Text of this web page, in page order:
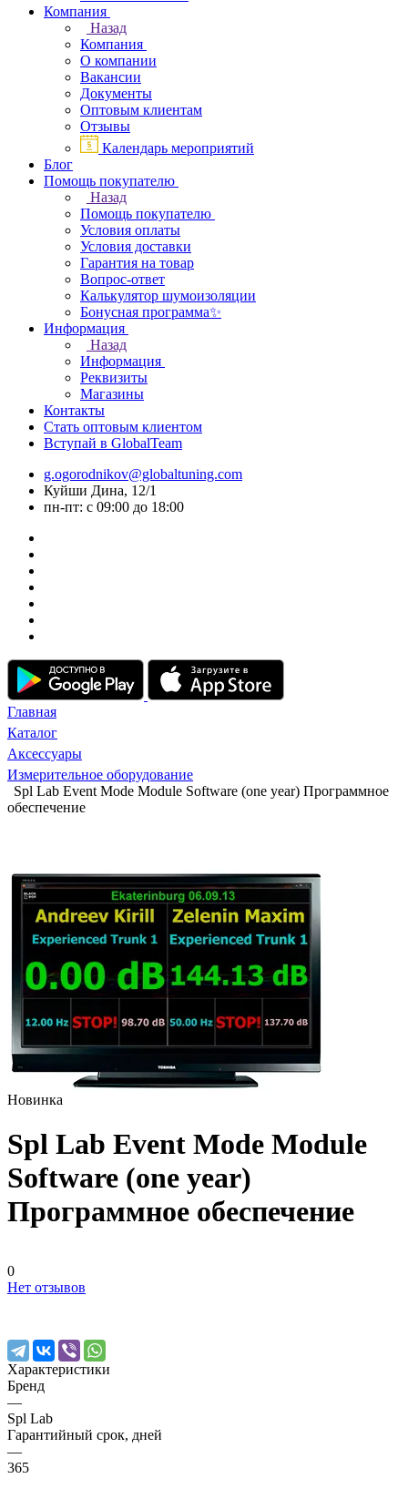
Компания
Назад
Компания
О компании
Вакансии
Документы
Оптовым клиентам
Отзывы
Календарь мероприятий
Блог
Помощь покупателю
Назад
Помощь покупателю
Условия оплаты
Условия доставки
Гарантия на товар
Вопрос-ответ
Калькулятор шумоизоляции
Бонусная программа✨
Информация
Назад
Информация
Реквизиты
Магазины
Контакты
Стать оптовым клиентом
Вступай в GlobalTeam
g.ogorodnikov@globaltuning.com
Куйши Дина, 12/1
пн-пт: с 09:00 до 18:00
Главная
Каталог
Аксессуары
Измерительное оборудование
Spl Lab Event Mode Module Software (one year) Программное
обеспечение
Новинка
Spl Lab Event Mode Module
Software (one year)
Программное обеспечение
0
Нет отзывов
Характеристики
Бренд
—
Spl Lab
Гарантийный срок, дней
—
365